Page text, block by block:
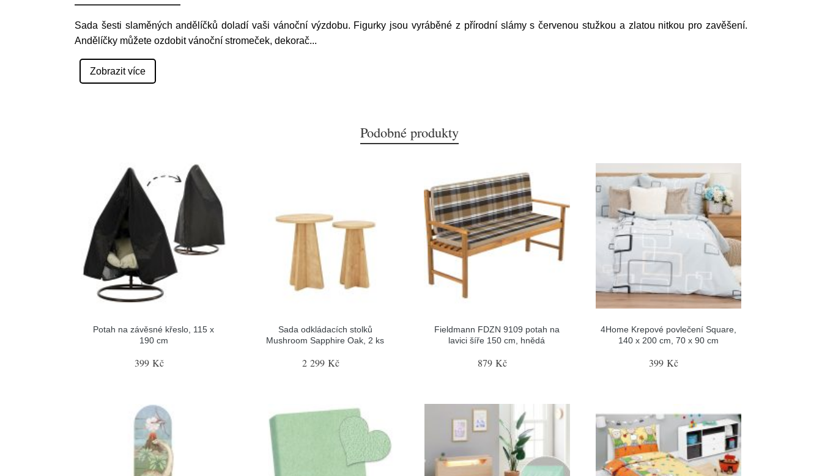
Sada šesti slaměných andělíčků doladí vaši vánoční výzdobu. Figurky jsou vyráběné z přírodní slámy s červenou stužkou a zlatou nitkou pro zavěšení.
Andělíčky můžete ozdobit vánoční stromeček, dekorač...
Zobrazit více
Podobné produkty
Potah na závěsné křeslo, 115 x
190 cm
399 Kč
Sada odkládacích stolků
Mushroom Sapphire Oak, 2 ks
2 299 Kč
Fieldmann FDZN 9109 potah na
lavici šíře 150 cm, hnědá
879 Kč
4Home Krepové povlečení Square,
140 x 200 cm, 70 x 90 cm
399 Kč